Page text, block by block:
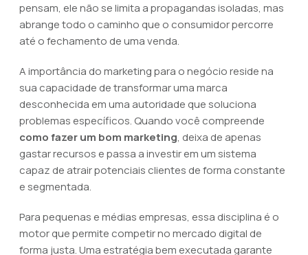
pensam, ele não se limita a propagandas isoladas, mas
abrange todo o caminho que o consumidor percorre
até o fechamento de uma venda.
A importância do marketing para o negócio reside na
sua capacidade de transformar uma marca
desconhecida em uma autoridade que soluciona
problemas específicos. Quando você compreende
como fazer um bom marketing, deixa de apenas
gastar recursos e passa a investir em um sistema
capaz de atrair potenciais clientes de forma constante
e segmentada.
Para pequenas e médias empresas, essa disciplina é o
motor que permite competir no mercado digital de
forma justa. Uma estratégia bem executada garante